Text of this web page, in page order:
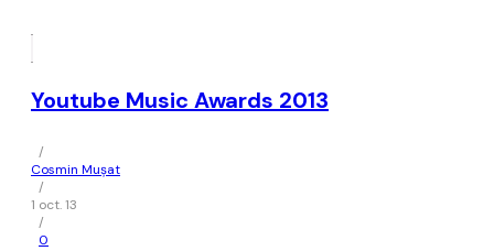
Youtube Music Awards 2013
/
Cosmin Mușat
/
1 oct. 13
/
0